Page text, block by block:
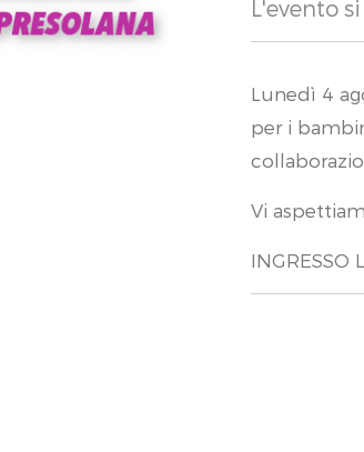
L'evento
Lunedì 4
per i
Vi
INGRESSO